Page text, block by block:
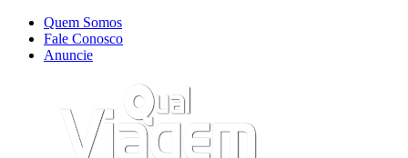
Quem Somos
Fale Conosco
Anuncie